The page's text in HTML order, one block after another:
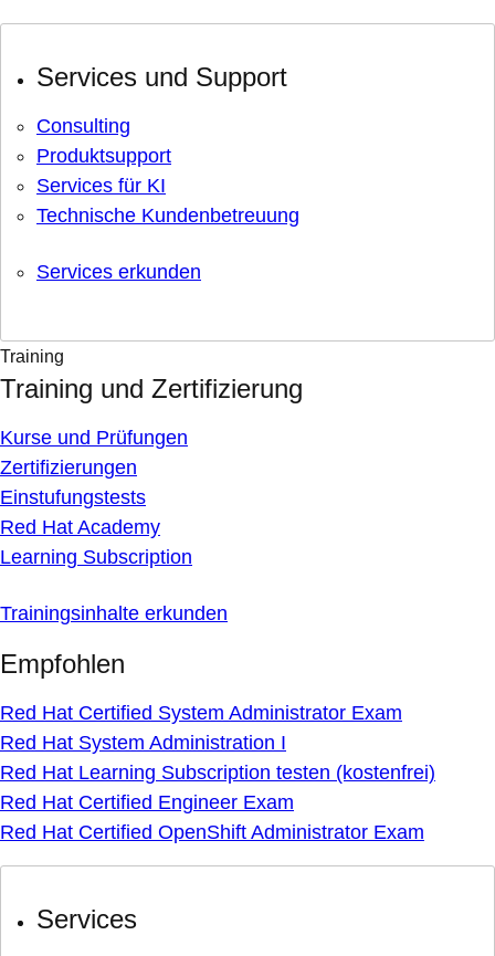
Services und Support
Consulting
Produktsupport
Services für KI
Technische Kundenbetreuung
Services erkunden
Training
Training und Zertifizierung
Kurse und Prüfungen
Zertifizierungen
Einstufungstests
Red Hat Academy
Learning Subscription
Trainingsinhalte erkunden
Empfohlen
Red Hat Certified System Administrator Exam
Red Hat System Administration I
Red Hat Learning Subscription testen (kostenfrei)
Red Hat Certified Engineer Exam
Red Hat Certified OpenShift Administrator Exam
Services